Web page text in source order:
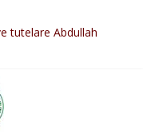
essere trasformata in
tutelare Abdullah
nuovo sotto minaccia
Apo ostacolerebbe